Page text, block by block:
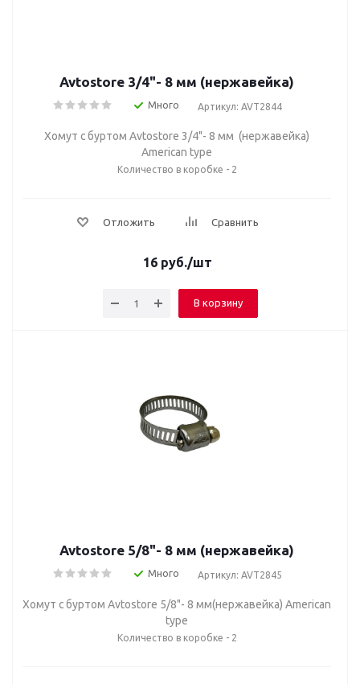
Avtostore 3/4"- 8 мм (нержавейка)
Много Артикул: AVT2844
Хомут с буртом Avtostore 3/4"- 8 мм (нержавейка)
American type
Количество в коробке - 2
Отложить Сравнить
16руб./шт
В корзину
Avtostore 5/8"- 8 мм (нержавейка)
Много Артикул: AVT2845
Хомут с буртом Avtostore 5/8"- 8 мм(нержавейка) American
type
Количество в коробке - 2